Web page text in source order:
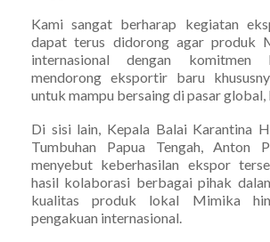
Kami sangat berharap kegiatan
dapat terus didorong agar produk
internasional dengan komitmen
mendorong eksportir baru
untuk mampu bersaing di pasar global,
Di sisi lain, Kepala Balai Karantina
Tumbuhan Papua Tengah, Anton
menyebut keberhasilan ekspor
hasil kolaborasi berbagai pihak
kualitas produk lokal Mimika
pengakuan internasional.